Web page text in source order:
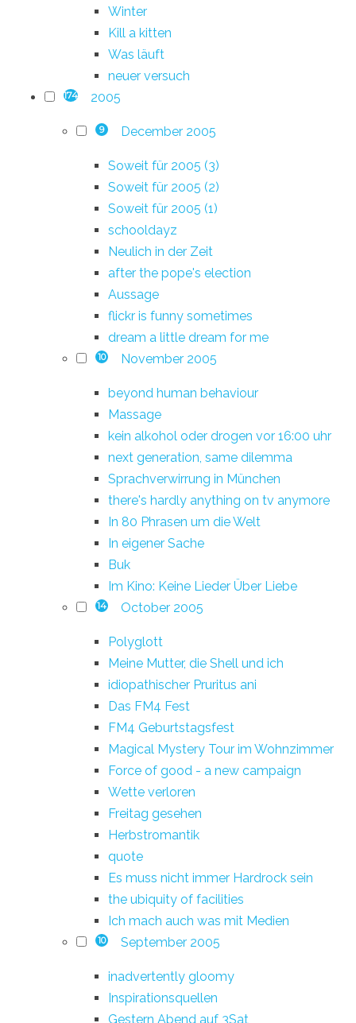
Winter
Kill a kitten
Was läuft
neuer versuch
174 2005
9 December 2005
Soweit für 2005 (3)
Soweit für 2005 (2)
Soweit für 2005 (1)
schooldayz
Neulich in der Zeit
after the pope's election
Aussage
flickr is funny sometimes
dream a little dream for me
10 November 2005
beyond human behaviour
Massage
kein alkohol oder drogen vor 16:00 uhr
next generation, same dilemma
Sprachverwirrung in München
there's hardly anything on tv anymore
In 80 Phrasen um die Welt
In eigener Sache
Buk
Im Kino: Keine Lieder Über Liebe
14 October 2005
Polyglott
Meine Mutter, die Shell und ich
idiopathischer Pruritus ani
Das FM4 Fest
FM4 Geburtstagsfest
Magical Mystery Tour im Wohnzimmer
Force of good - a new campaign
Wette verloren
Freitag gesehen
Herbstromantik
quote
Es muss nicht immer Hardrock sein
the ubiquity of facilities
Ich mach auch was mit Medien
10 September 2005
inadvertently gloomy
Inspirationsquellen
Gestern Abend auf 3Sat